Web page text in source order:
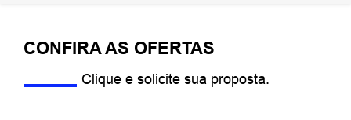
CONFIRA AS OFERTAS
Clique e solicite sua proposta.